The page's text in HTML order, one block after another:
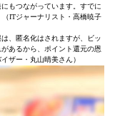
もつながっています。すでに
ITジャーナリスト・高橋暁子
、匿名化はされますが、ビッ
あるから、ポイント還元の恩
ザー・丸山晴美さん）